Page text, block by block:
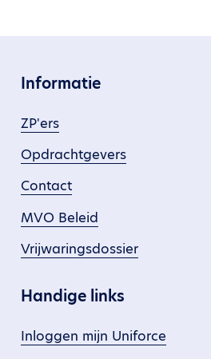
Informatie
ZP'ers
Opdrachtgevers
Contact
MVO Beleid
Vrijwaringsdossier
Handige links
Inloggen mijn Uniforce